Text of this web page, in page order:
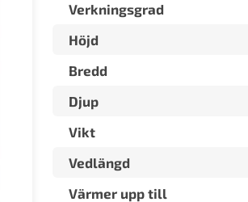
Verkningsgrad
Höjd
Bredd
Djup
Vikt
Vedlängd
Värmer upp till